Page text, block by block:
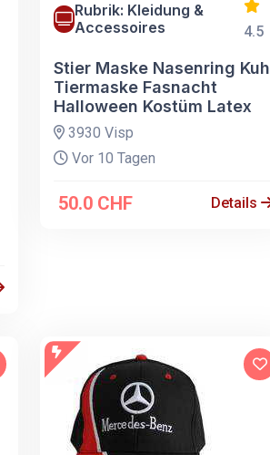
Rubrik: Kleidung &
Accessoires
4.5
Stier Maske Nasenring Kuh
Tiermaske Fasnacht
Halloween Kostüm Latex
3930 Visp
Vor 10 Tagen
50.0 CHF Details